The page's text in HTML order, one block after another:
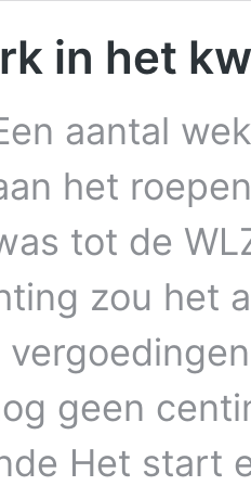
in het
aantal
het
tot de
zou het
geen
Het start